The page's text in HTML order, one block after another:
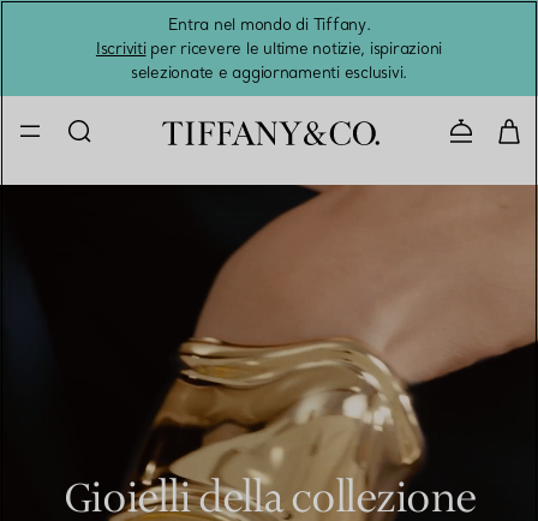
Entra nel mondo di Tiffany.
Iscrivitiper ricevere le ultime notizie, ispirazioni
selezionate e aggiornamenti esclusivi.
Gioielli della collezione